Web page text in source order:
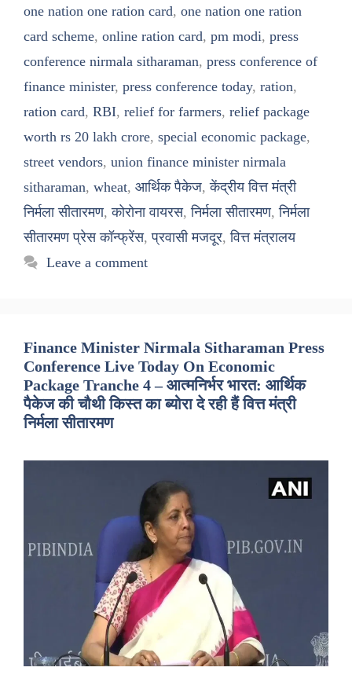
one nation one ration card, one nation one ration
card scheme, online ration card, pm modi, press
conference nirmala sitharaman, press conference of
finance minister, press conference today, ration,
ration card, RBI, relief for farmers, relief package
worth rs 20 lakh crore, special economic package,
street vendors, union finance minister nirmala
sitharaman, wheat, आर्थिक पैकेज,केंद्रीय वित्त मंत्री
निर्मला सीतारमण,कोरोना वायरस,निर्मला सीतारमण,निर्मला
सीतारमण प्रेस कॉन्फ्रेंस,प्रवासी मजदूर,वित्त मंत्रालय
Leave a comment
Finance Minister Nirmala Sitharaman Press
Conference Live Today On Economic
Package Tranche 4 – आत्मनिर्भर भारत: आर्थिक
पैकेज की चौथी किस्त का ब्योरा दे रही हैं वित्त मंत्री
निर्मला सीतारमण